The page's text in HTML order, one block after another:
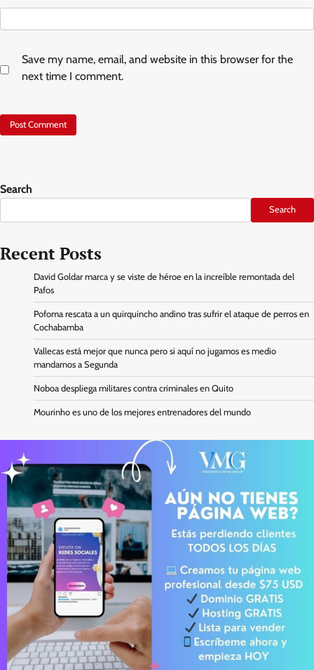
Save my name, email, and website in this browser for the
next time I comment.
Search
Search
Recent Posts
David Goldar marca y se viste de héroe en la increíble remontada del
Pafos
Pofoma rescata a un quirquincho andino tras sufrir el ataque de perros en
Cochabamba
Vallecas está mejor que nunca pero si aquí no jugamos es medio
mandarnos a Segunda
Noboa despliega militares contra criminales en Quito
Mourinho es uno de los mejores entrenadores del mundo